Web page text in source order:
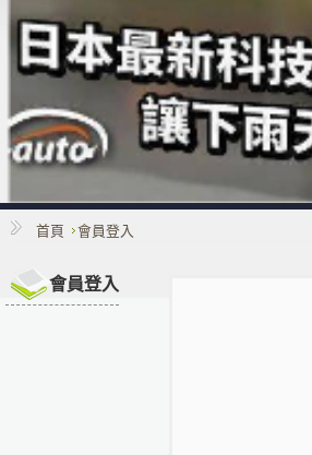
首頁 會員登入
會員登入